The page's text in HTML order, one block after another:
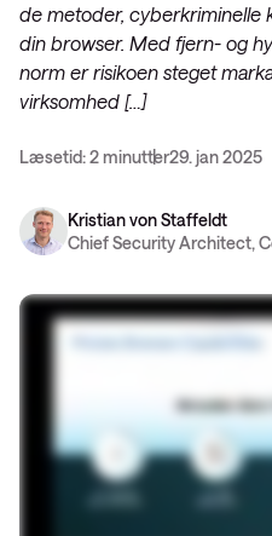
de metoder, cyberkriminelle
din browser. Med fjern- og
norm er risikoen steget
virksomhed […]
Læsetid: 2 minutter29. jan 2025
Kristian von Staffeldt
Chief Security Architect,